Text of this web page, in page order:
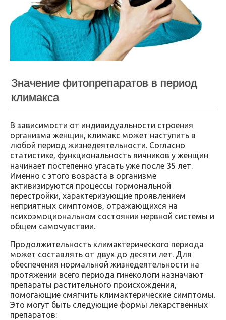
Значение фитопрепаратов в период
климакса
В зависимости от индивидуальности строения
организма женщин, климакс может наступить в
любой период жизнедеятельности. Согласно
статистике, функциональность яичников у женщин
начинает постепенно угасать уже после 35 лет.
Именно с этого возраста в организме
активизируются процессы гормональной
перестройки, характеризующие проявлением
неприятных симптомов, отражающихся на
психоэмоциональном состоянии нервной системы и
общем самочувствии.
Продолжительность климактерического периода
может составлять от двух до десяти лет. Для
обеспечения нормальной жизнедеятельности на
протяжении всего периода гинекологи назначают
препараты растительного происхождения,
помогающие смягчить климактерические симптомы.
Это могут быть следующие формы лекарственных
препаратов: